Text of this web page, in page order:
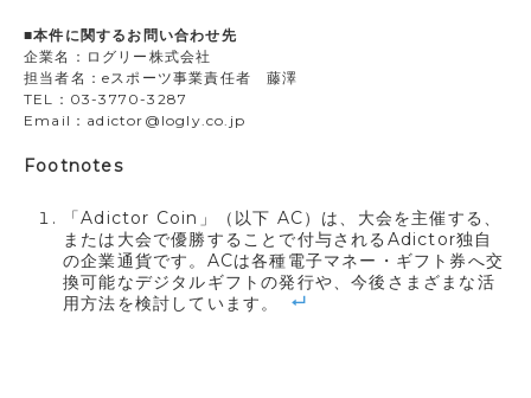
■本件に関するお問い合わせ先
企業名：ログリー株式会社
担当者名：eスポーツ事業責任者 藤澤
TEL：03-3770-3287
Email：adictor@logly.co.jp
Footnotes
「Adictor Coin」（以下 AC）は、大会を主催する、
または大会で優勝することで付与されるAdictor独自
の企業通貨です。ACは各種電子マネー・ギフト券へ交
換可能なデジタルギフトの発行や、今後さまざまな活
用方法を検討しています。